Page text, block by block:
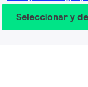
Seleccionar y